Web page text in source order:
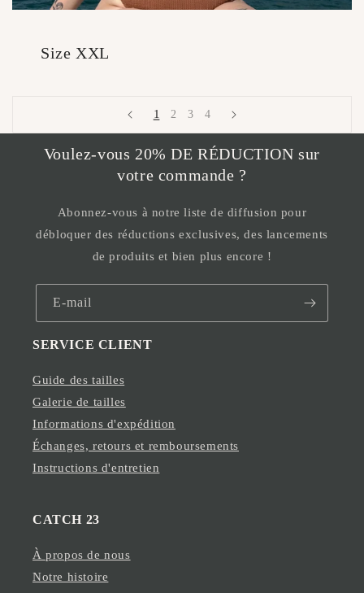
Size XXL
1 2 3 4
Voulez-vous 20% DE RÉDUCTION sur
votre commande ?
Abonnez-vous à notre liste de diffusion pour
débloquer des réductions exclusives, des lancements
de produits et bien plus encore !
E-mail
SERVICE CLIENT
Guide des tailles
Galerie de tailles
Informations d'expédition
Échanges, retours et remboursements
Instructions d'entretien
CATCH 23
À propos de nous
Notre histoire